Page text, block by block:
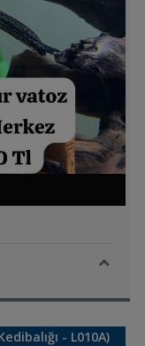
- L010A)